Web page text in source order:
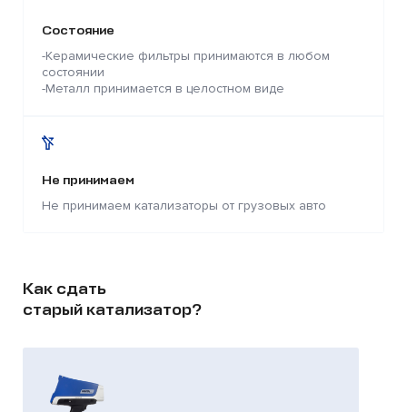
Состояние
-Керамические фильтры принимаются в любом
состоянии
-Металл принимается в целостном виде
Не принимаем
Не принимаем катализаторы от грузовых авто
Как сдать
старый катализатор?